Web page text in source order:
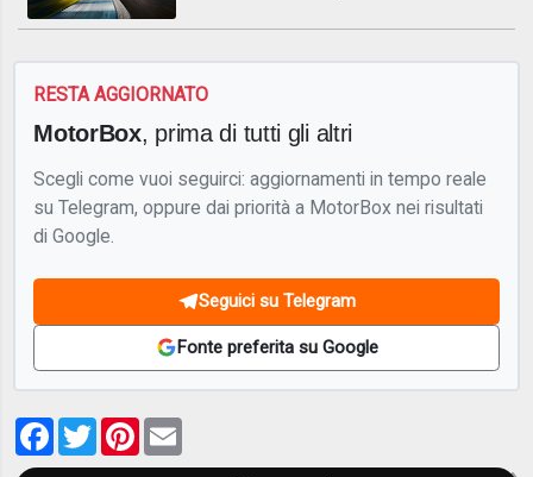
RESTA AGGIORNATO
MotorBox, prima di tutti gli altri
Scegli come vuoi seguirci: aggiornamenti in tempo reale
su Telegram, oppure dai priorità a MotorBox nei risultati
di Google.
Seguici su Telegram
Fonte preferita su Google
Facebook
TwitterPinterest